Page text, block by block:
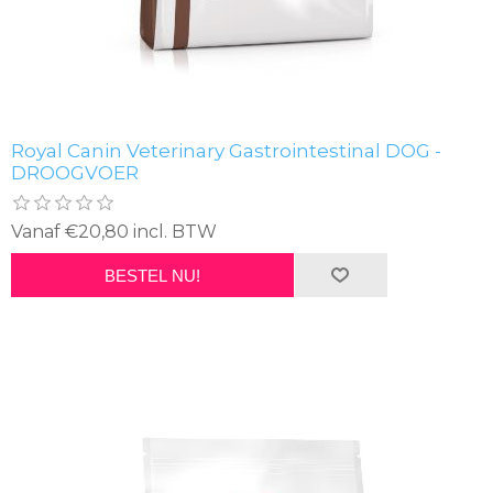
Royal Canin Veterinary Gastrointestinal DOG -
DROOGVOER
Vanaf €20,80 incl. BTW
BESTEL NU!